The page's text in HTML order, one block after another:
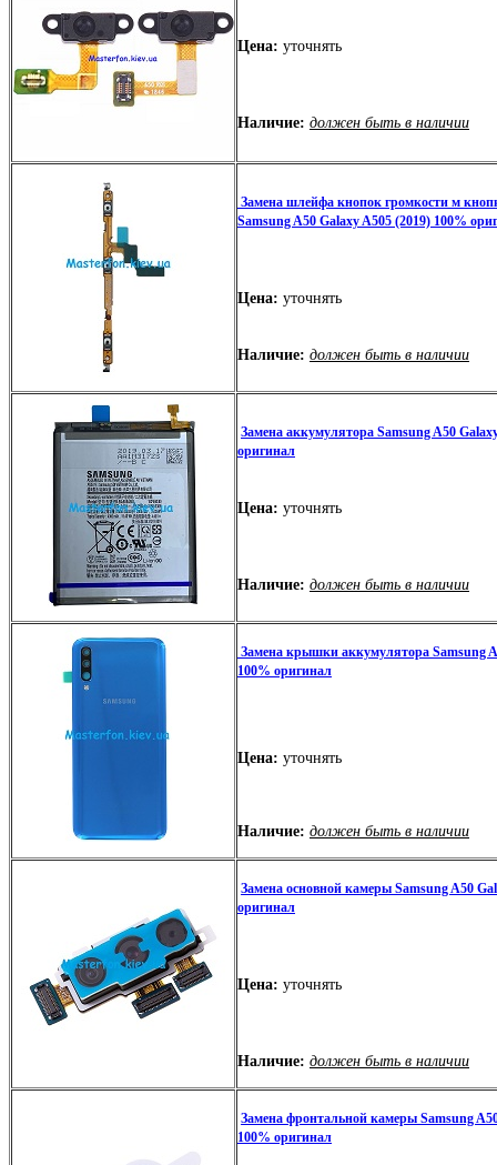
Цена: уточнять
Наличие: должен быть в наличии
Замена шлейфа кнопок громкости м
Samsung A50 Galaxy A505 (2019) 100%
Цена: уточнять
Наличие: должен быть в наличии
Замена аккумулятора Samsung A50
оригинал
Цена: уточнять
Наличие: должен быть в наличии
Замена крышки аккумулятора Samsung
100% оригинал
Цена: уточнять
Наличие: должен быть в наличии
Замена основной камеры Samsung A50
оригинал
Цена: уточнять
Наличие: должен быть в наличии
Замена фронтальной камеры Samsung
100% оригинал